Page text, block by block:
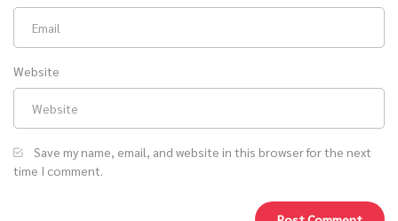
Website
Save my name, email, and website in this browser for the next
time I comment.